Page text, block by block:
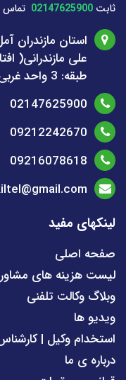
ثابت 02147625900 تماس
استان مازندران
طبقه: 3 واحد غربی
02147625900
09212242670
09216078618
لینکهای مفید
صفحه اصلی
لیست هزینه های
وبلاگ وکالت تلفنی
ویدیو ها
استخدام وکیل |
درباره ی ما